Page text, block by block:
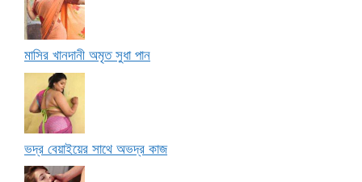
মাসির খানদানী অমৃত সুধা পান
ভদ্র বেয়াইয়ের সাথে অভদ্র কাজ